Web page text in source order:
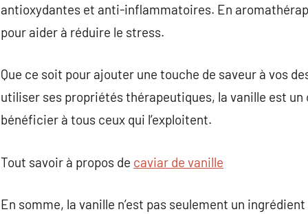
antioxydantes et anti-inflammatoires. En
pour aider à réduire le stress.
Que ce soit pour ajouter une touche de saveur à vos
utiliser ses propriétés thérapeutiques, la vanille est
bénéficier à tous ceux qui l’exploitent.
Tout savoir à propos de caviar de vanille
En somme, la vanille n’est pas seulement un